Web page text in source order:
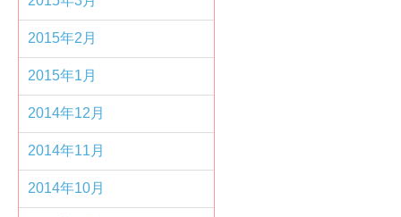
2015年2月
2015年1月
2014年12月
2014年11月
2014年10月